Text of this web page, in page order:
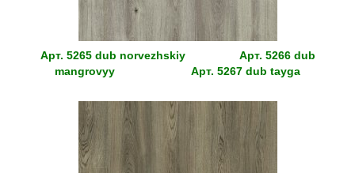
Арт. 5265 dub norvezhskiy Арт. 5266 dub
mangrovyy Арт. 5267 dub tayga